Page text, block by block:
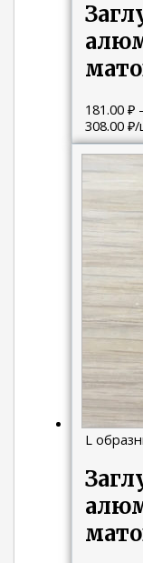
181.00₽
308.00 ₽/
L